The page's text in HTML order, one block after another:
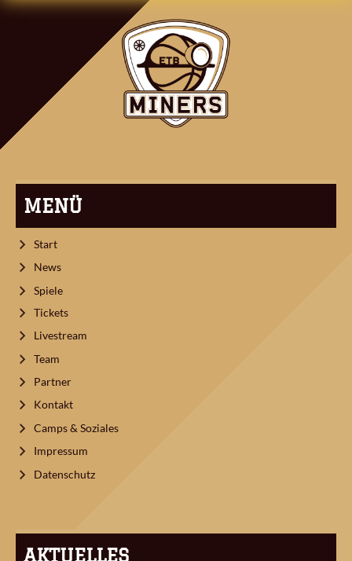
NAVIGATION
MENÜ
Start
News
Spiele
Tickets
Livestream
Team
Partner
Kontakt
Camps & Soziales
Impressum
Datenschutz
AKTUELLES